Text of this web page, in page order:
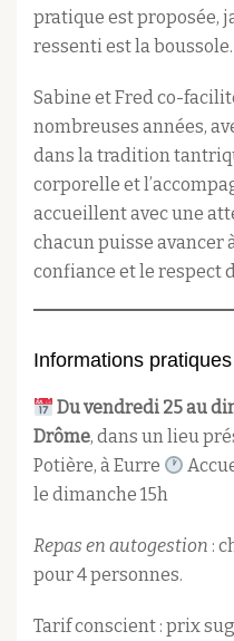
pratique est proposée,
ressenti est la boussole.
Sabine et Fred co-
nombreuses années,
dans la tradition
corporelle et
accueillent avec une
chacun puisse avancer
confiance et le respect
Informations pratiques
Du vendredi 25 au
Drôme, dans un lieu
Potière, à Eurre
le dimanche 15h
Repas en autogestion :
pour 4 personnes.
Tarif conscient : prix